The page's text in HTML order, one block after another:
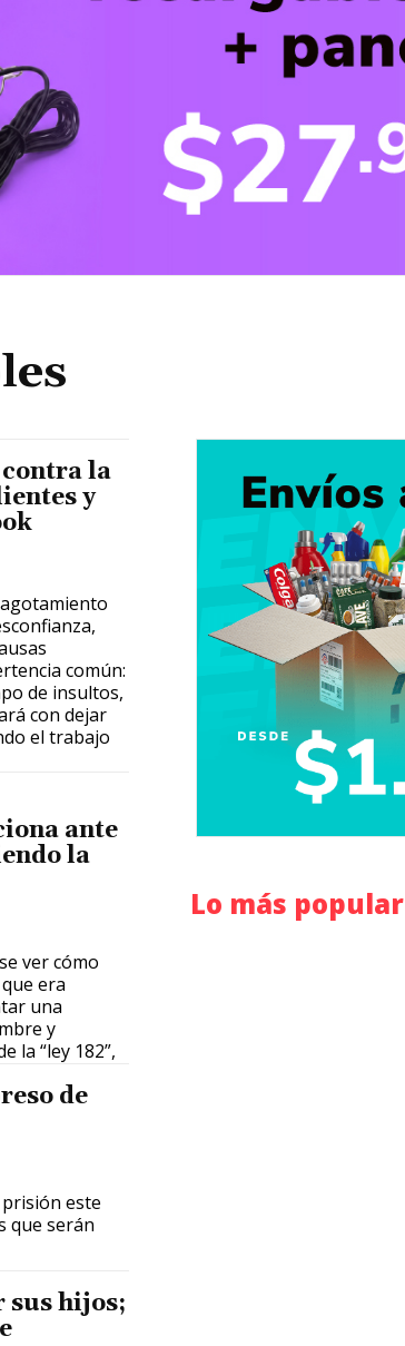
la
y
común:
de insultos,
con dejar
el trabajo
ante
la
ver cómo
era
y
la “ley 182”,
de
este
que serán
sus hijos;
Lo más popular